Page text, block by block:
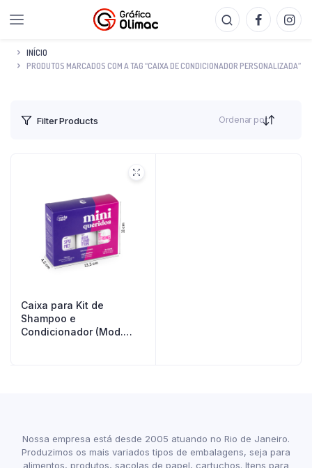
INÍCIO
PRODUTOS MARCADOS COM A TAG “CAIXA DE CONDICIONADOR PERSONALIZADA”
Filter Products Ordenar por
Caixa para Kit de
Shampoo e
Condicionador (Mod.
Nossa empresa está desde 2005 atuando no Rio de Janeiro.
Produzimos os mais variados tipos de embalagens, seja para
alimentos, produtos, sacolas de papel, cartuchos. Itens para